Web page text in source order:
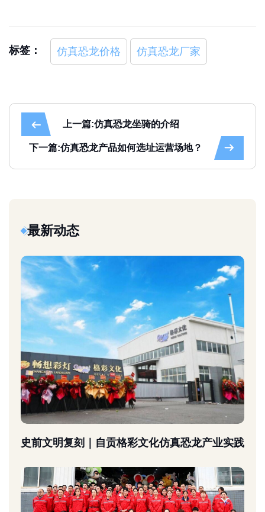
标签： 仿真恐龙价格 仿真恐龙厂家
上一篇:仿真恐龙坐骑的介绍
下一篇:仿真恐龙产品如何选址运营场地？
最新动态
史前文明复刻｜自贡格彩文化仿真恐龙产业实践